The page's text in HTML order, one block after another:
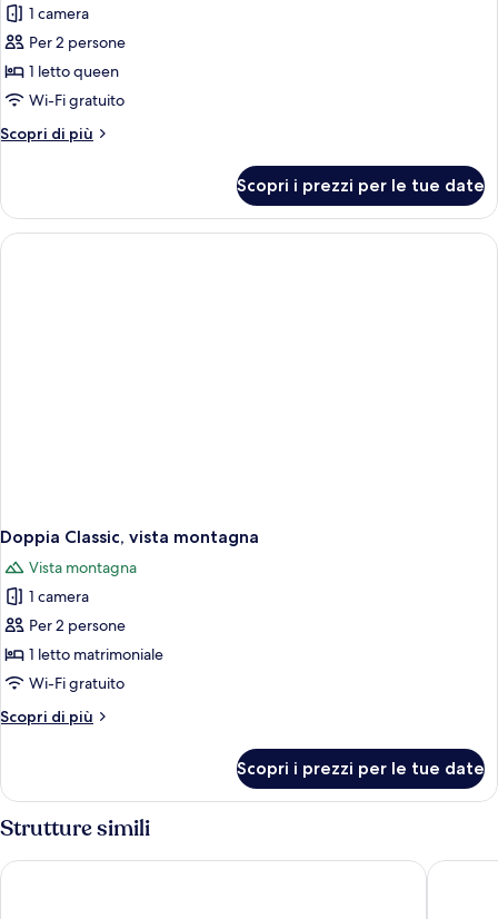
foto
per
Doppia
Classic,
montagna
1 camera
Per 2 persone
1 letto queen
Wi-Fi gratuito
Scopri di più
Altri
Classic,
vista
montagna
Scopri i prezzi per le tue date
Doppia Classic, vista montagna
Vista montagna
1 camera
Per 2 persone
1 letto matrimoniale
Wi-Fi gratuito
Scopri di più
Altri
Classic,
vista
montagna
Scopri i prezzi per le tue date
Strutture simili
Les Aigrettes Hôtel le